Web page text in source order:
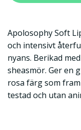
Apolosophy Soft
och intensivt
nyans. Berikad
sheasmör. Ger en
rosa färg som
testad och utan